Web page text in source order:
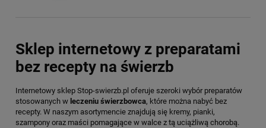
Sklep internetowy z preparatami
bez recepty na świerzb
Internetowy sklep Stop-swierzb.pl oferuje szeroki wybór preparatów
stosowanych w leczeniu świerzbowca, które można nabyć bez
recepty. W naszym asortymencie znajdują się kremy, pianki,
szampony oraz maści pomagające w walce z tą uciążliwą chorobą.